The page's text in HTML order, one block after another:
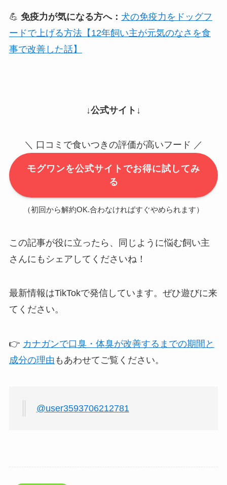
💪 免疫力が気になる方へ： 犬の免疫力をドッグフ
ードで上げる方法【12年飼い主が元気のなさを食
事で改善した話】
↓公式サイト↓
＼ 口コミで食いつきの評価が高いフード ／
モグワンを公式サイトでお得に試してみ
る
（初回から解約OK.合わなければすぐやめられます）
この記事が役に立ったら、同じように悩む飼い主
さんにもシェアしてくださいね！
最新情報はTikTokで発信しています。ぜひ遊びに来
てください。
👉 カナガンで口臭・体臭が改善するまでの期間と
成分の理由 もあわせてご覧ください。
@user3593706212781